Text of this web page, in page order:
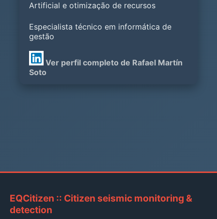
Artificial e otimização de recursos
Especialista técnico em informática de
gestão
Ver perfil completo de Rafael Martín
Soto
EQCitizen :: Citizen seismic monitoring &
detection